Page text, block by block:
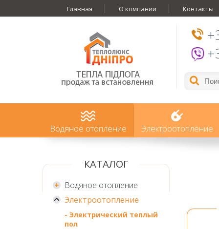
Главная О компании Контакты
Водяное отопление Электроотопление
КАТАЛОГ
Водяное отопление
Электроотопление
- Электрический теплый
пол